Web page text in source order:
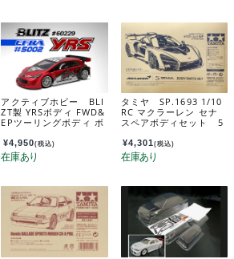
アクティブホビー BLI
ZT製 YRSボディ FWD&
EPツーリングボディ ボ
mm厚 60229-07
¥4,950(税込)
タミヤ SP.1693 1/10
RC マクラーレン セナ
スペアボディセット 5
¥4,301(税込)